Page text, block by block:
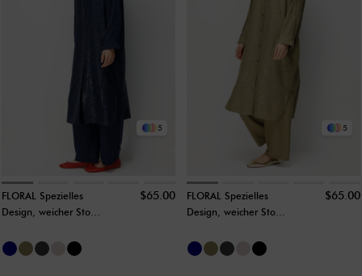
5
FLORAL Spezielles
Design, weicher Stoff
Zierbänder mit
$65.00
5
FLORAL Spezielles
Design, weicher Stoff
Zierbänder mit
$65.00